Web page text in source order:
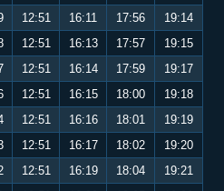
12:51 16:11 17:56
19:14
12:51 16:13 17:57
19:15
12:51 16:14 17:59
19:17
12:51 16:15 18:00
19:18
12:51 16:16 18:01
19:19
12:51 16:17 18:02
19:20
12:51 16:19 18:04
19:21